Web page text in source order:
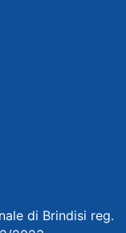
di Brindisi reg.